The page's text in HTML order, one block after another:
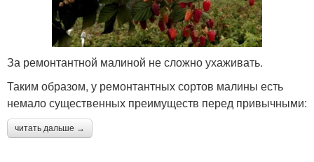
За ремонтантной малиной не сложно ухаживать.
Таким образом, у ремонтантных сортов малины есть
немало существенных преимуществ перед привычными:
читать дальше →